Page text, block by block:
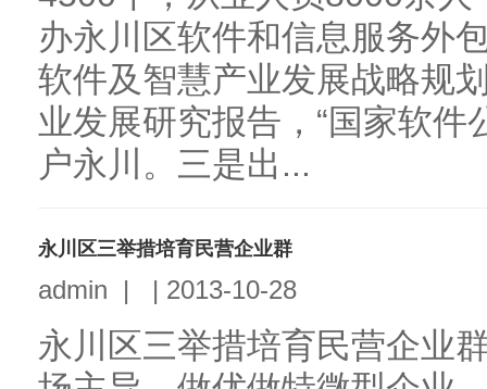
办永川区软件和信息服务外
软件及智慧产业发展战略规
业发展研究报告，“国家软件
户永川。三是出...
永川区三举措培育民营企业群
admin | | 2013-10-28
永川区三举措培育民营企业